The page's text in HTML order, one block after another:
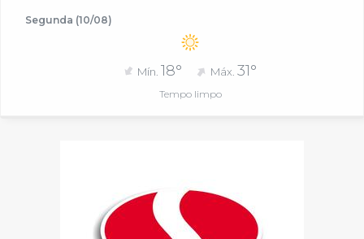
Segunda (10/08)
Mín. 18° Máx.31°
Tempo limpo